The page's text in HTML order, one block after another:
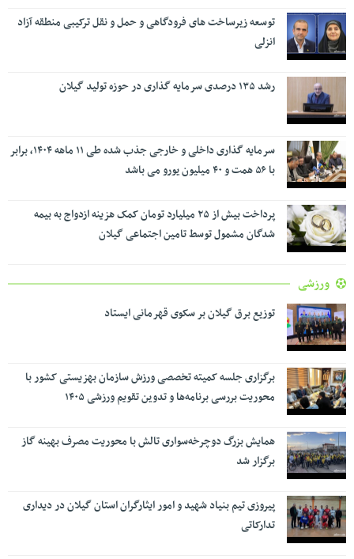
توسعه زیرساخت های فرودگاهی و حمل و نقل ترکیبی منطقه آزاد
انزلی
رشد ۱۳۵ درصدی سرمایه گذاری در حوزه تولید گیلان
سرمایه گذاری داخلی و خارجی جذب شده طی ۱۱ ماهه ۱۴۰۴، برابر
با ۵۶ همت و ۴۰ میلیون یورو می باشد
پرداخت بیش از ۲۵ میلیارد تومان کمک هزینه ازدواج به بیمه
شدگان مشمول توسط تامین اجتماعی گیلان
ورزشی
توزیع برق گیلان بر سکوی قهرمانی ایستاد
برگزاری جلسه کمیته تخصصی ورزش سازمان بهزیستی کشور با
محوریت بررسی برنامه‌ها و تدوین تقویم ورزشی ۱۴۰۵
همایش بزرگ دوچرخه‌سواری تالش با محوریت مصرف بهینه گاز
برگزار شد
پیروزی تیم بنیاد شهید و امور ایثارگران استان گیلان در دیداری
تدارکاتی